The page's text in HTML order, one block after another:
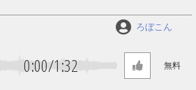
0:00/1:32
ろぼこん
無料